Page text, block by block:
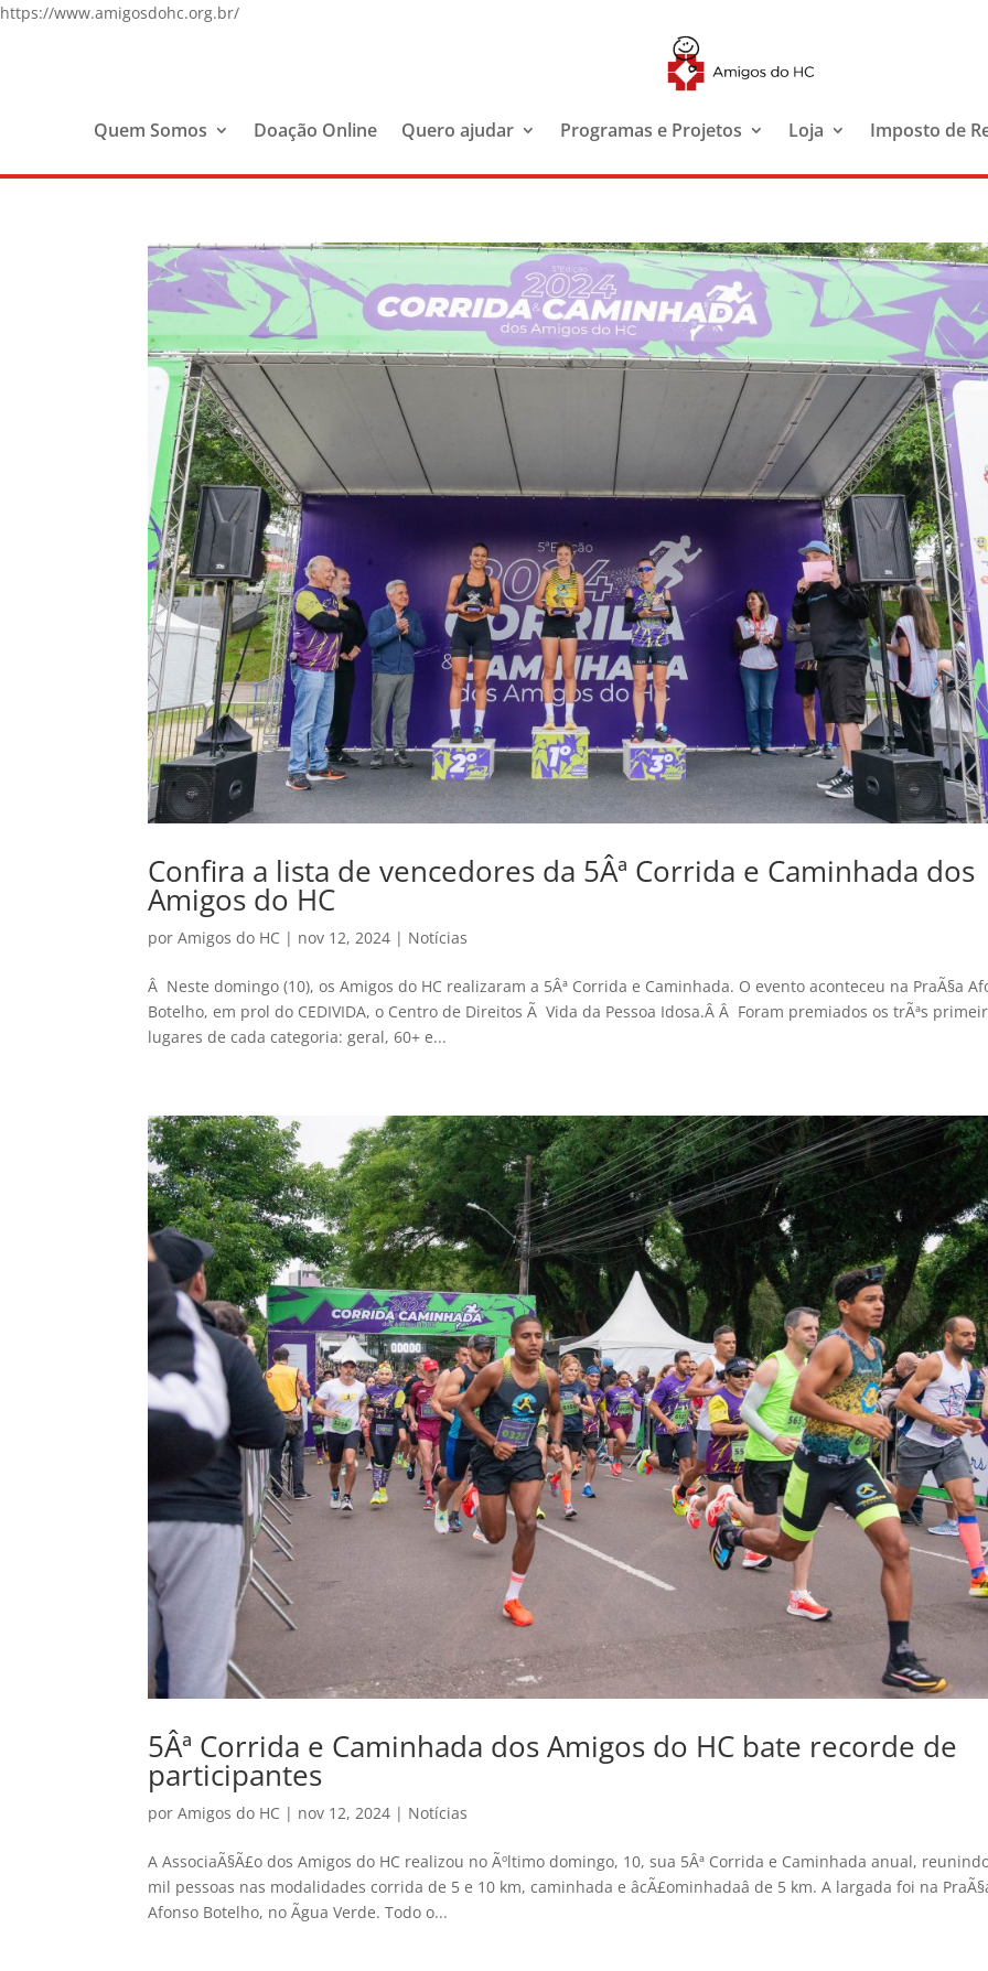
https://www.amigosdohc.org.br/
Quem Somos Doação Online Quero ajudar Programas e Projetos Loja Imposto de
Confira a lista de vencedores da 5Âª Corrida e Caminhada dos
Amigos do HC
porAmigos do HC | nov 12, 2024 | Notícias
Â Neste domingo (10), os Amigos do HC realizaram a 5Âª Corrida e Caminhada. O evento aconteceu na PraÃ§a
Botelho, em prol do CEDIVIDA, o Centro de Direitos Ã Vida da Pessoa Idosa.Â Â Foram premiados os trÃªs
lugares de cada categoria: geral, 60+ e...
5Âª Corrida e Caminhada dos Amigos do HC bate recorde de
participantes
porAmigos do HC | nov 12, 2024 | Notícias
A AssociaÃ§Ã£o dos Amigos do HC realizou no Ãºltimo domingo, 10, sua 5Âª Corrida e Caminhada anual,
mil pessoas nas modalidades corrida de 5 e 10 km, caminhada e âcÃ£ominhadaâ de 5 km. A largada foi na
Afonso Botelho, no Ãgua Verde. Todo o...